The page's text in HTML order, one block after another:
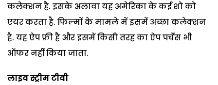
कलेक्शन है. इसके अलावा यह अमेरिका के कई शो को
एयर करता है. फिल्मों के मामले में इसमें अच्छा कलेक्शन
है. यह ऐप फ्री है और इसमें किसी तरह का ऐप पर्चेस भी
ऑफर नहीं किया जाता.
लाइव स्ट्रीम टीवी